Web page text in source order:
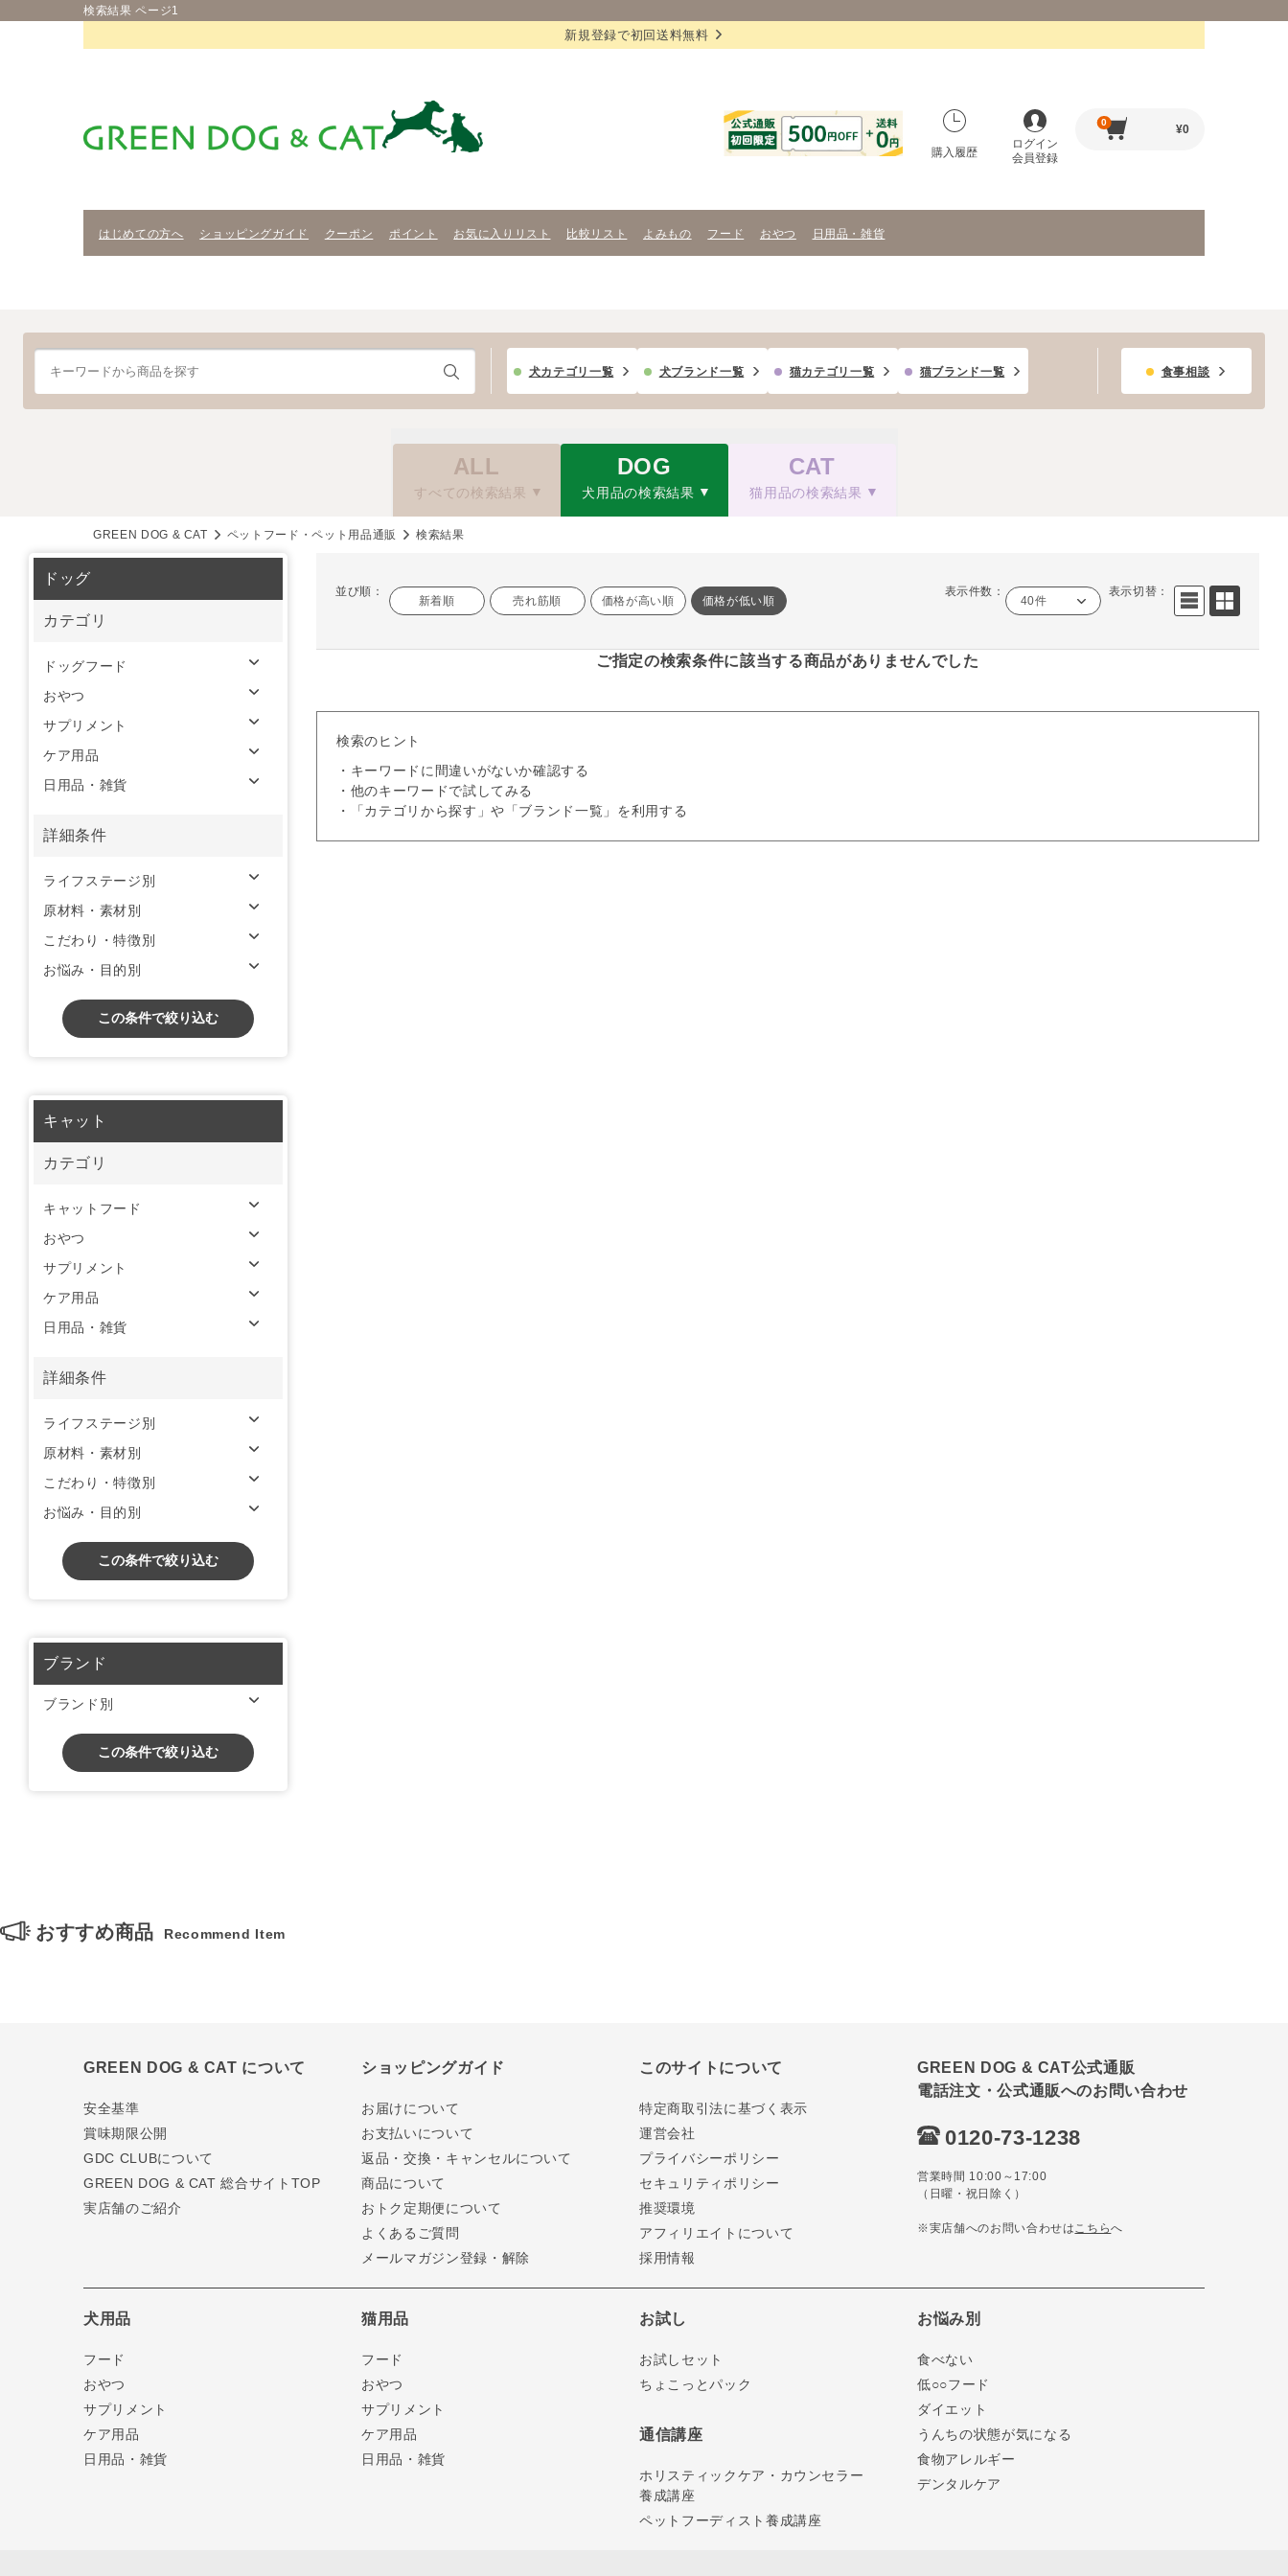
検索結果 ページ1
新規登録で初回送料無料
購入履歴
ログイン
会員登録
0
¥0
はじめての方へ ショッピングガイド クーポン ポイント お気に入りリスト 比較リスト よみもの フード おやつ 日用品・雑貨
犬カテゴリ一覧 犬ブランド一覧 猫カテゴリ一覧 猫ブランド一覧 食事相談
ALL
すべての検索結果
DOG
犬用品の検索結果
CAT
猫用品の検索結果
GREEN DOG & CAT ペットフード・ペット用品通販 検索結果
並び順：
新着順 売れ筋順 価格が高い順 価格が低い順
表示件数：
40件
表示切替：
ご指定の検索条件に該当する商品がありませんでした
検索のヒント
・キーワードに間違いがないか確認する
・他のキーワードで試してみる
・「カテゴリから探す」や「ブランド一覧」を利用する
ドッグ
カテゴリ
ドッグフード
おやつ
サプリメント
ケア用品
日用品・雑貨
詳細条件
ライフステージ別
原材料・素材別
こだわり・特徴別
お悩み・目的別
この条件で絞り込む
キャット
カテゴリ
キャットフード
おやつ
サプリメント
ケア用品
日用品・雑貨
詳細条件
ライフステージ別
原材料・素材別
こだわり・特徴別
お悩み・目的別
この条件で絞り込む
ブランド
ブランド別
この条件で絞り込む
おすすめ商品 Recommend Item
GREEN DOG & CAT について
安全基準
賞味期限公開
GDC CLUBについて
GREEN DOG & CAT 総合サイトTOP
実店舗のご紹介
ショッピングガイド
お届けについて
お支払いについて
返品・交換・キャンセルについて
商品について
おトク定期便について
よくあるご質問
メールマガジン登録・解除
このサイトについて
特定商取引法に基づく表示
運営会社
プライバシーポリシー
セキュリティポリシー
推奨環境
アフィリエイトについて
採用情報
GREEN DOG & CAT公式通販
電話注文・公式通販へのお問い合わせ
0120-73-1238
営業時間 10:00～17:00
（日曜・祝日除く）
※実店舗へのお問い合わせはこちらへ
犬用品
フード
おやつ
サプリメント
ケア用品
日用品・雑貨
猫用品
フード
おやつ
サプリメント
ケア用品
日用品・雑貨
お試し
お試しセット
ちょこっとパック
通信講座
ホリスティックケア・カウンセラー
養成講座
ペットフーディスト養成講座
お悩み別
食べない
低○○フード
ダイエット
うんちの状態が気になる
食物アレルギー
デンタルケア